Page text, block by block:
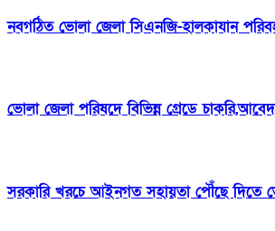
নবগঠিত ভোলা জেলা সিএনজি-হালকাযান
ভোলা জেলা পরিষদে বিভিন্ন গ্রেডে
সরকারি খরচে আইনগত সহায়তা পৌঁছে দিতে